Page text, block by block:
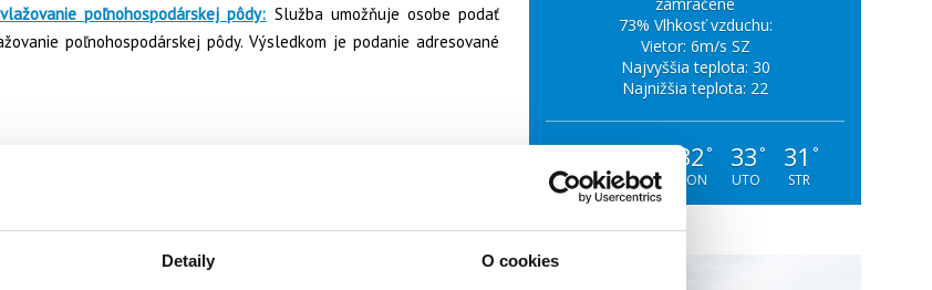
Detaily O cookies
poľnohospodárskej pôdy: Služba umožňuje osobe podať
poľnohospodárskej pôdy. Výsledkom je podanie adresované
73% Vlhkosť vzduchu:
Vietor: 6m/s SZ
Najvyššia teplota: 30
Najnižšia teplota: 22
°
SOB
°
NED
32 °
PON
33 °
UTO
31 °
STR